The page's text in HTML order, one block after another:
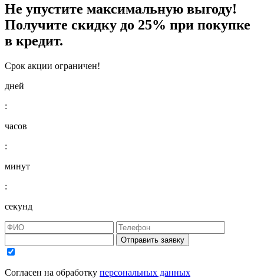
Не упустите максимальную выгоду!
Получите скидку до 25% при покупке
в кредит.
Срок акции ограничен!
дней
:
часов
:
минут
:
секунд
Отправить заявку
Согласен на обработку персональных данных